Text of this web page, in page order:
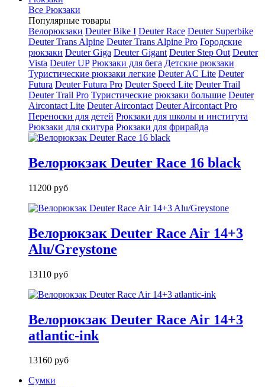
Все Рюкзаки
Популярные товары
Велорюкзаки Deuter Bike I Deuter Race Deuter Superbike
Deuter Trans Alpine Deuter Trans Alpine Pro Городские
рюкзаки Deuter Giga Deuter Gigant Deuter Step Out Deuter
Vista Deuter UP Рюкзаки для бега Детские рюкзаки
Туристические рюкзаки легкие Deuter AС Lite Deuter
Futura Deuter Futura Pro Deuter Speed Lite Deuter Trail
Deuter Trail Pro Туристические рюкзаки большие Deuter
Aircontact Lite Deuter Aircontact Deuter Aircontact Pro
Переноски для детей Рюкзаки для школы и института
Рюкзаки для скитура Рюкзаки для фрирайда
Велорюкзак Deuter Race 16 black
11200 руб
Велорюкзак Deuter Race Air 14+3
Alu/Greystone
13110 руб
Велорюкзак Deuter Race Air 14+3
atlantic-ink
13160 руб
Сумки